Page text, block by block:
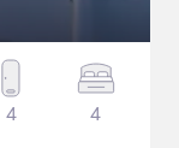
4 4